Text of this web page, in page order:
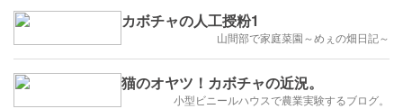
カボチャの人工授粉1
山間部で家庭菜園～めぇの畑日記～
猫のオヤツ！カボチャの近況。
小型ビニールハウスで農業実験するブログ。